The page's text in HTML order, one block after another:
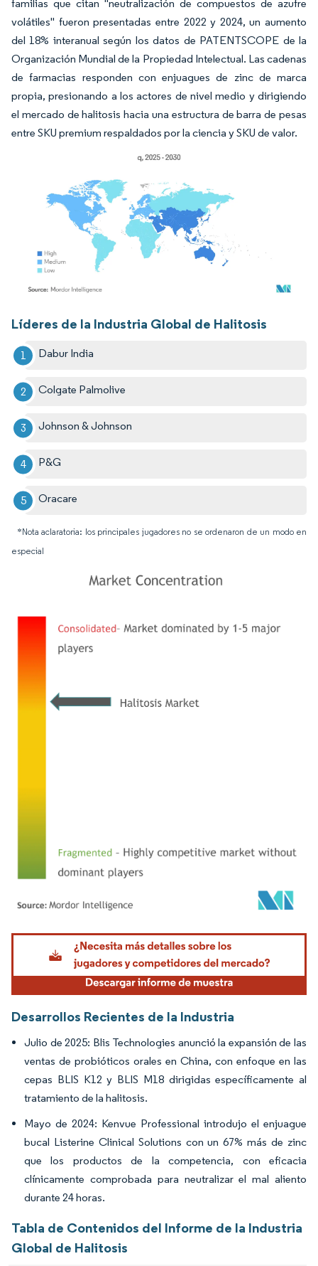
familias que citan "neutralización de compuestos de azufre
volátiles" fueron presentadas entre 2022 y 2024, un aumento
del 18% interanual según los datos de PATENTSCOPE de la
Organización Mundial de la Propiedad Intelectual. Las cadenas
de farmacias responden con enjuagues de zinc de marca
propia, presionando a los actores de nivel medio y dirigiendo
el mercado de halitosis hacia una estructura de barra de pesas
entre SKU premium respaldados por la ciencia y SKU de valor.
Líderes de la Industria Global de Halitosis
Dabur India
Colgate Palmolive
Johnson & Johnson
P&G
Oracare
*Nota aclaratoria: los principales jugadores no se ordenaron de un modo en
especial
Imagen © Mordor Intelligence. El uso requiere atribución según CC BY 4.0.
Desarrollos Recientes de la Industria
Julio de 2025: Blis Technologies anunció la expansión de las
ventas de probióticos orales en China, con enfoque en las
cepas BLIS K12 y BLIS M18 dirigidas específicamente al
tratamiento de la halitosis.
Mayo de 2024: Kenvue Professional introdujo el enjuague
bucal Listerine Clinical Solutions con un 67% más de zinc
que los productos de la competencia, con eficacia
clínicamente comprobada para neutralizar el mal aliento
durante 24 horas.
Tabla de Contenidos del Informe de la Industria
Global de Halitosis